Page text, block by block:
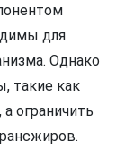
для
Однако
такие как
ограничить